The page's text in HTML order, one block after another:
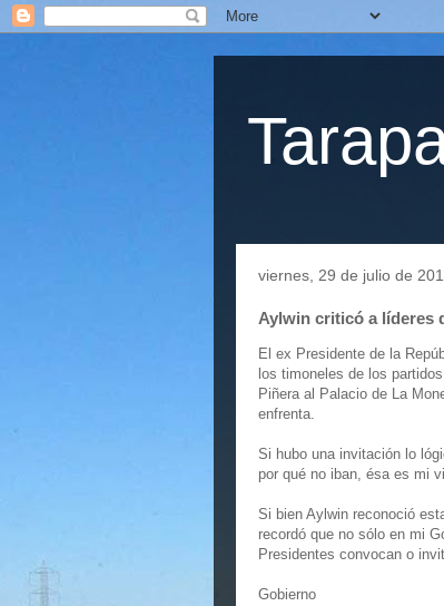
viernes, 29 de julio de
Aylwin criticó a líderes
El ex Presidente de la
los timoneles de los
Piñera al Palacio de La
enfrenta.
Si hubo una invitación lo
por qué no iban, ésa es mi
Si bien Aylwin reconoció
recordó que no sólo en mi
Presidentes convocan o
Gobierno